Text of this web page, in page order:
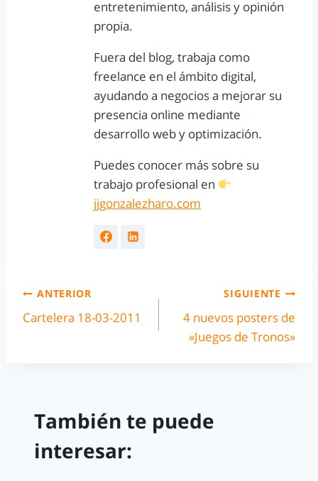
entretenimiento, análisis y opinión
propia.
Fuera del blog, trabaja como
freelance en el ámbito digital,
ayudando a negocios a mejorar su
presencia online mediante
desarrollo web y optimización.
Puedes conocer más sobre su
trabajo profesional en
jjgonzalezharo.com
ANTERIOR
Cartelera 18-03-2011
SIGUIENTE
4 nuevos posters de
«Juegos de Tronos»
También te puede
interesar: